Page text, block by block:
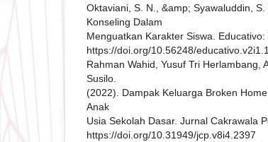
Oktaviani, S. N., &amp; Syawaluddin,
Konseling Dalam
Menguatkan Karakter Siswa.
https://doi.org/10.56248/
Rahman Wahid, Yusuf Tri Herlambang,
Susilo.
(2022). Dampak Keluarga Broken
Anak
Usia Sekolah Dasar. Jurnal Cakrawala
https://doi.org/10.31949/jcp.v8i4.2397